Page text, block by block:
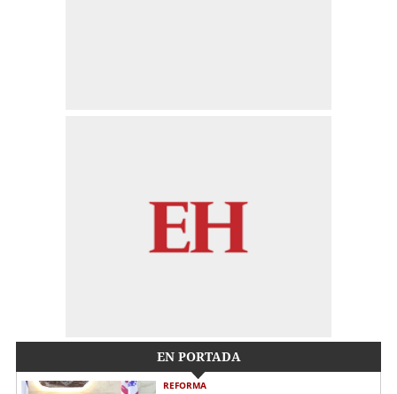
EN PORTADA
REFORMA